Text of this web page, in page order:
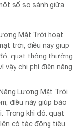
số so sánh giữa
Mặt Trời hoạt
trời, điều này giúp
quạt thông thường
vậy chi phí điện năng
Lượng Mặt Trời
điều này giúp bảo
Trong khi đó, quạt
có tác động tiêu